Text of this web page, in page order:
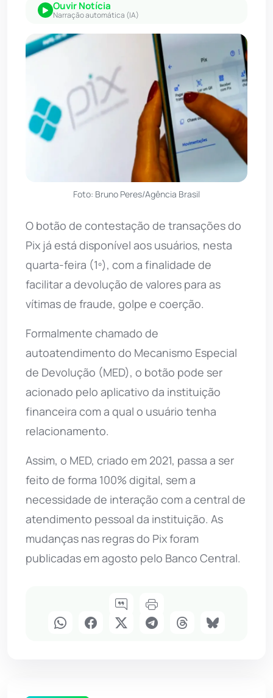
Ouvir Notícia
Narração automática (IA)
Foto: Bruno Peres/Agência Brasil
O botão de contestação de transações do
Pix já está disponível aos usuários, nesta
quarta-feira (1º), com a finalidade de
facilitar a devolução de valores para as
vítimas de fraude, golpe e coerção.
Formalmente chamado de
autoatendimento do Mecanismo Especial
de Devolução (MED), o botão pode ser
acionado pelo aplicativo da instituição
financeira com a qual o usuário tenha
relacionamento.
Assim, o MED, criado em 2021, passa a ser
feito de forma 100% digital, sem a
necessidade de interação com a central de
atendimento pessoal da instituição. As
mudanças nas regras do Pix foram
publicadas em agosto pelo Banco Central.